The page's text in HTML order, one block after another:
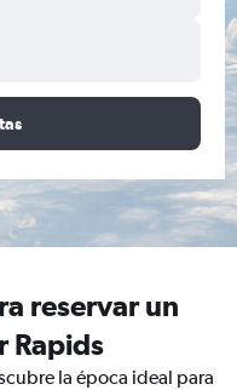
reservar un
Rapids
la época ideal para